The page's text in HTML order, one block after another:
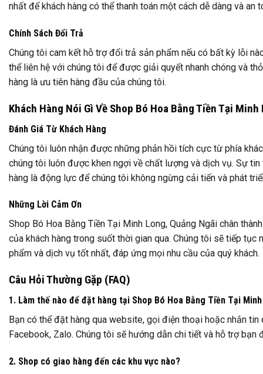
nhất để khách hàng có thể thanh toán một cách dễ dàng và an
Chính Sách Đổi Trả
Chúng tôi cam kết hỗ trợ đổi trả sản phẩm nếu có bất kỳ lỗi
thể liên hệ với chúng tôi để được giải quyết nhanh chóng và
hàng là ưu tiên hàng đầu của chúng tôi.
Khách Hàng Nói Gì Về Shop Bó Hoa Bằng Tiền Tại
Đánh Giá Từ Khách Hàng
Chúng tôi luôn nhận được những phản hồi tích cực từ phía
chúng tôi luôn được khen ngợi về chất lượng và dịch vụ. Sự
hàng là động lực để chúng tôi không ngừng cải tiến và phát
Những Lời Cảm Ơn
Shop Bó Hoa Bằng Tiền Tại Minh Long, Quảng Ngãi chân
của khách hàng trong suốt thời gian qua. Chúng tôi sẽ tiếp tục
phẩm và dịch vụ tốt nhất, đáp ứng mọi nhu cầu của quý khách.
Câu Hỏi Thường Gặp (FAQ)
1. Làm thế nào để đặt hàng tại Shop Bó Hoa Bằng Tiền Tại
Bạn có thể đặt hàng qua website, gọi điện thoại hoặc nhắn tin
Facebook, Zalo. Chúng tôi sẽ hướng dẫn chi tiết và hỗ trợ bạn
2. Shop có giao hàng đến các khu vực nào?